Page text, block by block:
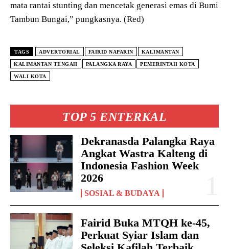
TOP 5 ENTERKAL
Dekranasda Palangka Raya
Angkat Wastra Kalteng di
Indonesia Fashion Week
2026
SOSIAL & BUDAYA
Fairid Buka MTQH ke-45,
Perkuat Syiar Islam dan
mata rantai stunting dan mencetak generasi emas di Bumi
Tambun Bungai,” pungkasnya. (Red)
TAGS ADVERTORIAL FAIRID NAPARIN KALIMANTAN
KALIMANTAN TENGAH PALANGKA RAYA PEMERINTAH KOTA
WALI KOTA